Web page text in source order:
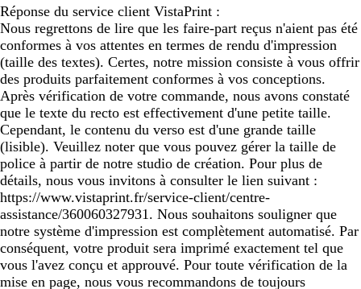
Réponse du service client VistaPrint :
Nous regrettons de lire que les faire-part reçus n'aient pas été
conformes à vos attentes en termes de rendu d'impression
(taille des textes). Certes, notre mission consiste à vous offrir
des produits parfaitement conformes à vos conceptions.
Après vérification de votre commande, nous avons constaté
que le texte du recto est effectivement d'une petite taille.
Cependant, le contenu du verso est d'une grande taille
(lisible). Veuillez noter que vous pouvez gérer la taille de
police à partir de notre studio de création. Pour plus de
détails, nous vous invitons à consulter le lien suivant :
https://www.vistaprint.fr/service-client/centre-
assistance/360060327931. Nous souhaitons souligner que
notre système d'impression est complètement automatisé. Par
conséquent, votre produit sera imprimé exactement tel que
vous l'avez conçu et approuvé. Pour toute vérification de la
mise en page, nous vous recommandons de toujours